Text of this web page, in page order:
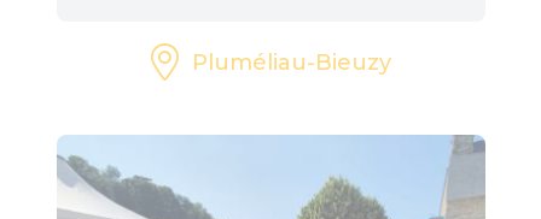
Pluméliau-Bieuzy